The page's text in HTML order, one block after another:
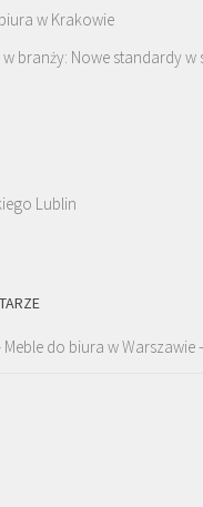
w Krakowie
branży: Nowe standardy w
Lublin
Meble do biura w Warszawie